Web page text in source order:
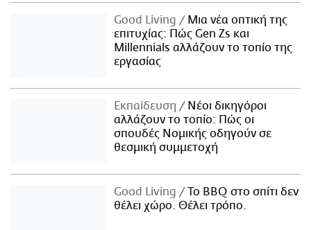
Good Living
Μια νέα οπτική της
επιτυχίας: Πώς Gen Zs και
Millennials αλλάζουν το τοπίο της
εργασίας
Εκπαίδευση
Νέοι δικηγόροι
αλλάζουν το τοπίο: Πώς οι
σπουδές Νομικής οδηγούν σε
θεσμική συμμετοχή
Good Living
Το BBQ στο σπίτι δεν
θέλει χώρο. Θέλει τρόπο.